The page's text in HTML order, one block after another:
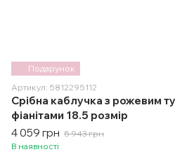
Подарунок
Артикул: 5812295112
Срібна каблучка з рожевим
фіанітами 18.5 розмір
4 059 грн 5 943 грн
В наявності